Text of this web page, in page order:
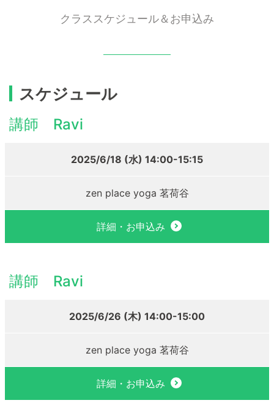
クラススケジュール＆お申込み
スケジュール
講師 Ravi
2025/6/18 (水) 14:00-15:15
zen place yoga 茗荷谷
詳細・お申込み
講師 Ravi
2025/6/26 (木) 14:00-15:00
zen place yoga 茗荷谷
詳細・お申込み